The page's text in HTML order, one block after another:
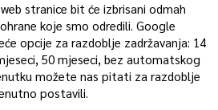
stranice bit će izbrisani odmah
koje smo odredili. Google
opcije za razdoblje zadržavanja: 14
50 mjeseci, bez automatskog
možete nas pitati za razdoblje
postavili.